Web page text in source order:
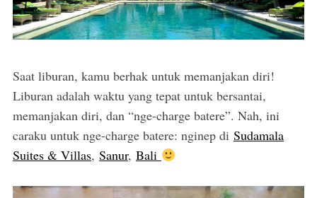
Saat liburan, kamu berhak untuk memanjakan diri!
Liburan adalah waktu yang tepat untuk bersantai,
memanjakan diri, dan “nge-charge batere”. Nah, ini
caraku untuk nge-charge batere: nginep di Sudamala
Suites & Villas, Sanur, Bali